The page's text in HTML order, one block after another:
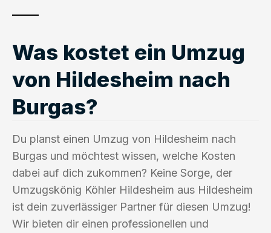
Was kostet ein Umzug
von Hildesheim nach
Burgas?
Du planst einen Umzug von Hildesheim nach
Burgas und möchtest wissen, welche Kosten
dabei auf dich zukommen? Keine Sorge, der
Umzugskönig Köhler Hildesheim aus Hildesheim
ist dein zuverlässiger Partner für diesen Umzug!
Wir bieten dir einen professionellen und